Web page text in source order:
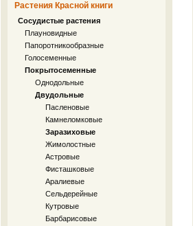
Растения Красной книги
Сосудистые растения
Плауновидные
Папоротникообразные
Голосеменные
Покрытосеменные
Однодольные
Двудольные
Пасленовые
Камнеломковые
Заразиховые
Жимолостные
Астровые
Фисташковые
Аралиевые
Сельдерейные
Кутровые
Барбарисовые